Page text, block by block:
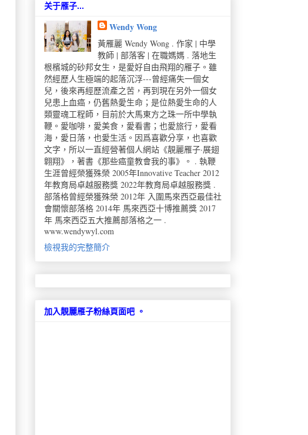
关于雁子...
Wendy Wong
黃雁麗 Wendy Wong . 作家 | 中學
教師 | 部落客 | 在職媽媽 . 落地生
根檳城的砂邦女生，是愛好自由飛翔的雁子。雖
然經歷人生極端的起落沉浮---曾經痛失一個女
兒，後來再經歷流產之苦，再到現在另外一個女
兒患上血癌，仍舊熱愛生命；是位熱愛生命的人
類靈魂工程師，目前於大馬東方之珠一所中學執
鞭。愛咖啡，愛美食，愛看書；也愛旅行，愛看
海，愛日落，也愛生活。因爲喜歡分享，也喜歡
文字，所以一直經營著個人網站《靚麗雁子·展翅
翺翔》，著書《那些癌童教會我的事》。 . 執鞭
生涯曾經榮獲殊榮 2005年Innovative Teacher 2012
年教育局卓越服務獎 2022年教育局卓越服務獎 .
部落格曾經榮獲殊榮 2012年 入圍馬來西亞最佳社
會關懷部落格 2014年 馬來西亞十博推薦獎 2017
年 馬來西亞五大推薦部落格之一 .
www.wendywyl.com
檢視我的完整簡介
加入靚麗雁子粉絲頁面吧 。